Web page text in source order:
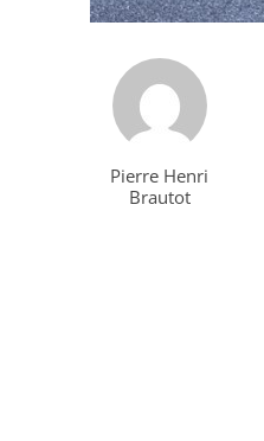
Pierre Henri
Brautot